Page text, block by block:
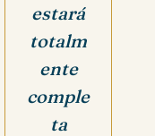
estará
totalm
ente
comple
ta